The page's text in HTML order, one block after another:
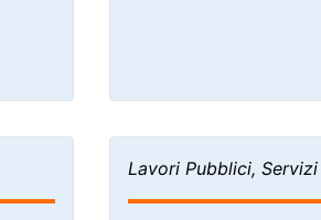
Lavori Pubblici,